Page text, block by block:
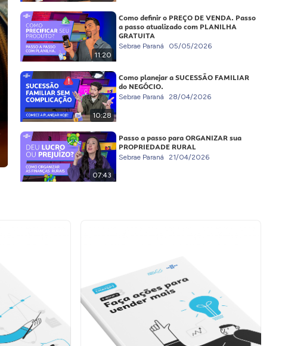
11:20
Como definir o PREÇO DE VENDA. Passo
a passo atualizado com PLANILHA
GRATUITA
Sebrae Paraná 05/05/2026
10:28
Como planejar a SUCESSÃO FAMILIAR
do NEGÓCIO.
Sebrae Paraná 28/04/2026
07:43
Passo a passo para ORGANIZAR sua
PROPRIEDADE RURAL
Sebrae Paraná 21/04/2026